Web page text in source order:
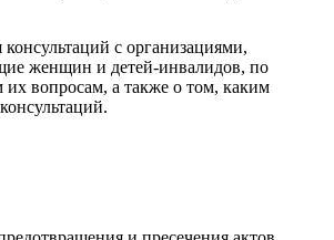
с организациями,
женщин и детей-инвалидов, по
их вопросам, а также о том, каким